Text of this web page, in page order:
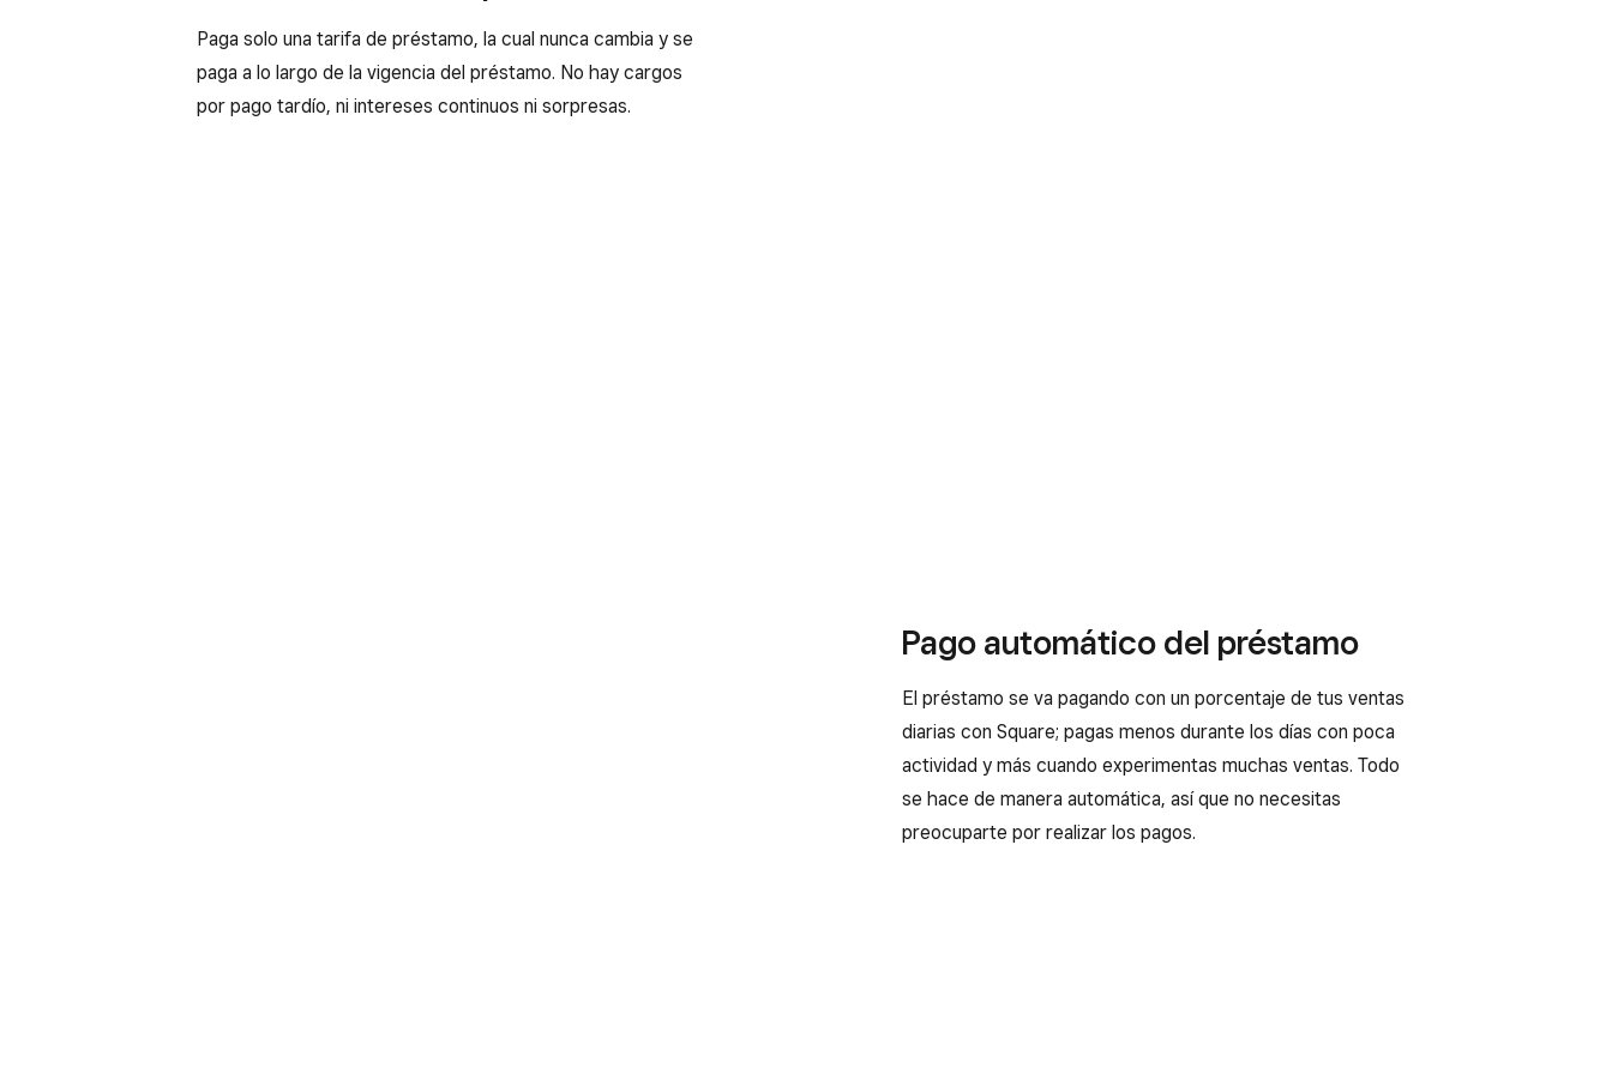
Paga solo una tarifa de préstamo, la cual nunca cambia y se
paga a lo largo de la vigencia del préstamo. No hay cargos
por pago tardío, ni intereses continuos ni sorpresas.
Pago automático del préstamo
El préstamo se va pagando con un porcentaje de tus ventas
diarias con Square; pagas menos durante los días con poca
actividad y más cuando experimentas muchas ventas. Todo
se hace de manera automática, así que no necesitas
preocuparte por realizar los pagos.